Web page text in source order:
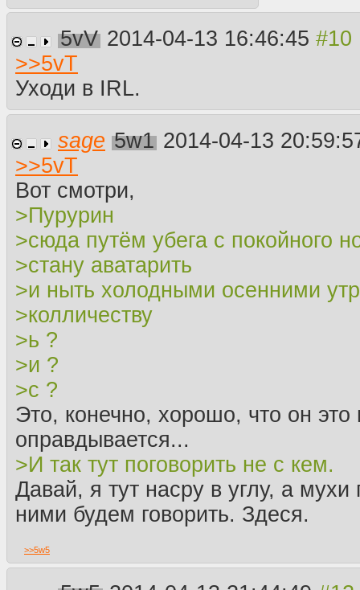
5vV 2014-04-13 16:46:45
>>5vT
Уходи в IRL.
sage 5w1 2014-04-13
>>5vT
Вот смотри,
>Пурурин
>сюда путём убега с покойного
>стану аватарить
>и ныть холодными осенними
>колличеству
>ь ?
>и ?
>с ?
Это, конечно, хорошо, что он это
оправдывается...
>И так тут поговорить не с кем.
Давай, я тут насру в углу, а
ними будем говорить. Здеся.
>>5w5